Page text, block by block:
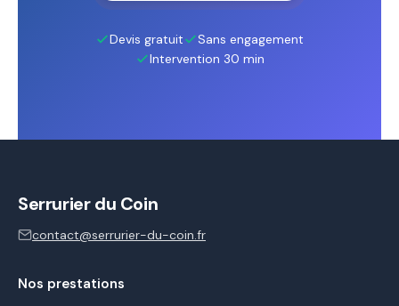
Devis gratuit
Sans engagement
Intervention 30 min
Serrurier du Coin
contact@serrurier-du-coin.fr
Nos prestations